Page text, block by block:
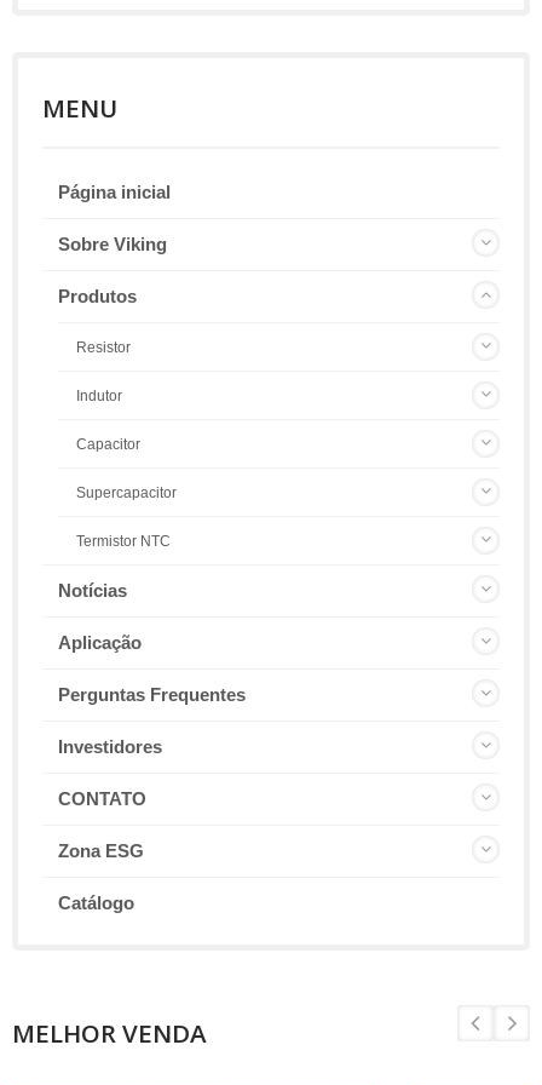
MENU
Página inicial
Sobre Viking
Produtos
Resistor
Indutor
Capacitor
Supercapacitor
Termistor NTC
Notícias
Aplicação
Perguntas Frequentes
Investidores
CONTATO
Zona ESG
Catálogo
MELHOR VENDA